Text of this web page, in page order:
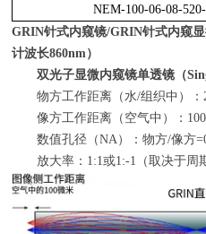
NEM-100-06-08-
GRIN针式内窥镜/GRIN针式内窥
计波长860nm）
双光子显微内窥镜单透镜（
物方工作距离（水/组织中）：
像方工作距离（空气中）：
数值孔径（NA）：物方/像方
放大率： 1:1或1:-1 （取决于周